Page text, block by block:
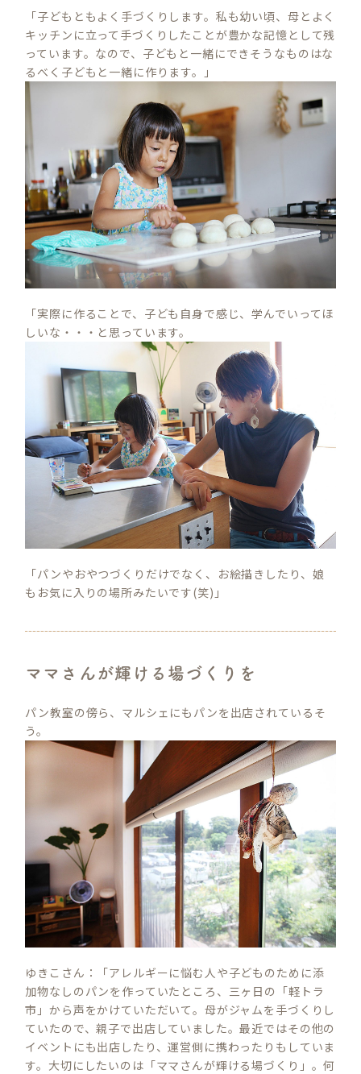
「子どもともよく手づくりします。私も幼い頃、母とよく
キッチンに立って手づくりしたことが豊かな記憶として残
っています。なので、子どもと一緒にできそうなものはな
るべく子どもと一緒に作ります。」
「実際に作ることで、子ども自身で感じ、学んでいってほ
しいな・・・と思っています。
「パンやおやつづくりだけでなく、お絵描きしたり、娘
もお気に入りの場所みたいです(笑)」
ママさんが輝ける場づくりを
パン教室の傍ら、マルシェにもパンを出店されているそ
う。
ゆきこさん：「アレルギーに悩む人や子どものために添
加物なしのパンを作っていたところ、三ヶ日の「軽トラ
市」から声をかけていただいて。母がジャムを手づくりし
ていたので、親子で出店していました。最近ではその他の
イベントにも出店したり、運営側に携わったりもしていま
す。大切にしたいのは「ママさんが輝ける場づくり」。何